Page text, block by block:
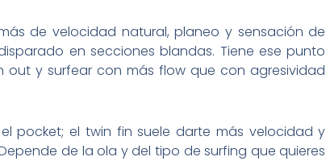
de velocidad natural, planeo y sensación de
en secciones blandas. Tiene ese punto
y surfear con más flow que con agresividad
pocket; el twin fin suele darte más velocidad y
de la ola y del tipo de surfing que quieres